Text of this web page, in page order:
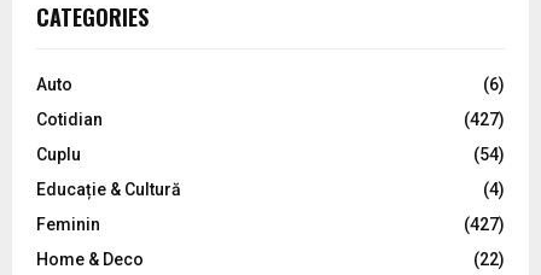
h
o
:
C
CATEGORIES
Auto
(6)
Cotidian
(427)
Cuplu
(54)
Educație & Cultură
(4)
Feminin
(427)
Home & Deco
(22)